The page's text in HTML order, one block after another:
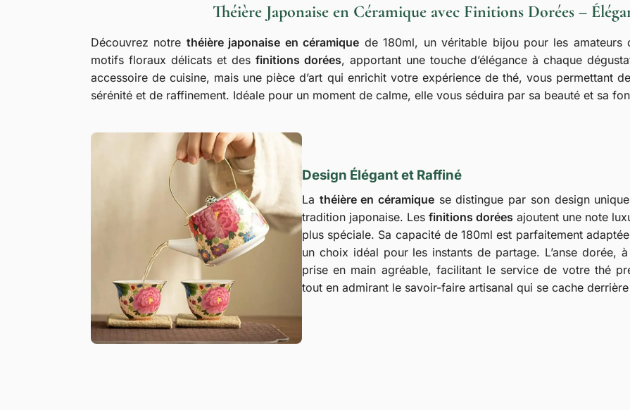
Théière Japonaise en Céramique avec Finitions Dorées –
Découvrez notre théière japonaise en céramique de 180ml, un véritable bijou pour les
motifs floraux délicats et des finitions dorées, apportant une touche d’élégance à chaque
accessoire de cuisine, mais une pièce d’art qui enrichit votre expérience de thé, vous permettant
sérénité et de raffinement. Idéale pour un moment de calme, elle vous séduira par sa beauté et sa
Design Élégant et Raffiné
La théière en céramiquese distingue par son design
tradition japonaise. Les finitions dorées ajoutent une note
plus spéciale. Sa capacité de 180ml est parfaitement
un choix idéal pour les instants de partage. L’anse dorée,
prise en main agréable, facilitant le service de votre thé
tout en admirant le savoir-faire artisanal qui se cache